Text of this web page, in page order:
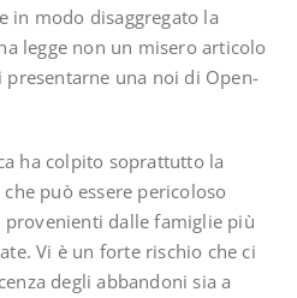
in modo disaggregato la
legge non un misero articolo
una noi di Open-
ha colpito soprattutto la
può essere pericoloso
dalle famiglie più
Vi è un forte rischio che ci
degli abbandoni sia a